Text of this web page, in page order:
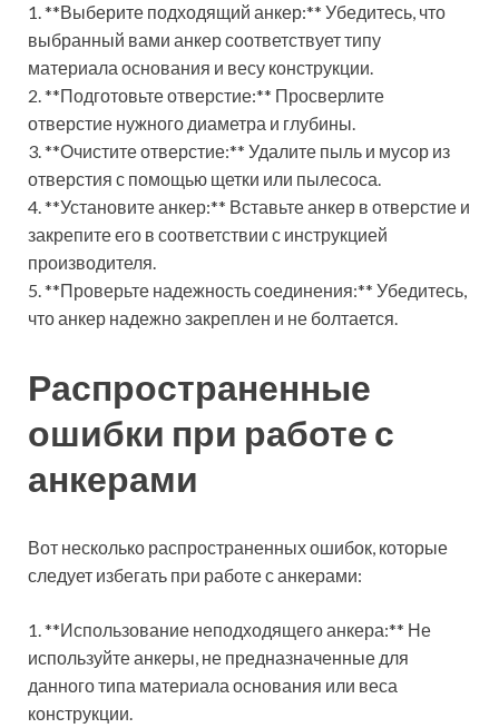
1. **Выберите подходящий анкер:** Убедитесь, что
выбранный вами анкер соответствует типу
материала основания и весу конструкции.
2. **Подготовьте отверстие:** Просверлите
отверстие нужного диаметра и глубины.
3. **Очистите отверстие:** Удалите пыль и мусор из
отверстия с помощью щетки или пылесоса.
4. **Установите анкер:** Вставьте анкер в отверстие и
закрепите его в соответствии с инструкцией
производителя.
5. **Проверьте надежность соединения:** Убедитесь,
что анкер надежно закреплен и не болтается.
Распространенные
ошибки при работе с
анкерами
Вот несколько распространенных ошибок, которые
следует избегать при работе с анкерами:
1. **Использование неподходящего анкера:** Не
используйте анкеры, не предназначенные для
данного типа материала основания или веса
конструкции.